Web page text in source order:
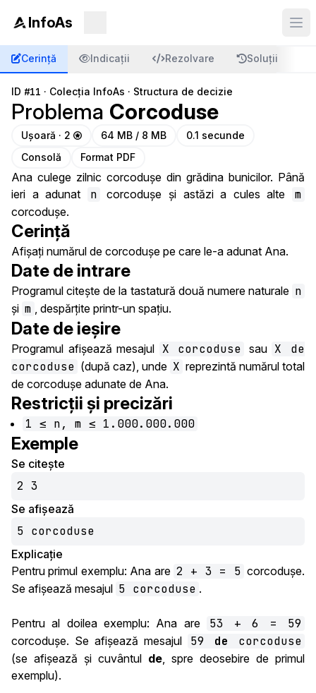
InfoAs
Cerință Indicații Rezolvare Soluții
ID #11 · Colecția InfoAs · Structura de decizie
Problema Corcoduse
Ușoară · 2 64 MB / 8 MB
0.1 secunde
Consolă
Format PDF
Ana culege zilnic corcodușe din grădina bunicilor. Până
ieri a adunat
n corcodușe și astăzi a cules alte m
corcodușe.
Cerință
Afișați numărul de corcodușe pe care le-a adunat Ana.
Date de intrare
Programul citește de la tastatură două numere naturale n
și m , despărțite printr-un spațiu.
Date de ieșire
Programul afișează mesajul X corcoduse sau X de
corcoduse (după caz), unde X reprezintă numărul total
de corcodușe adunate de Ana.
Restricții și precizări
1 ≤ n, m ≤ 1.000.000.000
Exemple
Se citește
2 3
Se afișează
5 corcoduse
Explicație
Pentru primul exemplu: Ana are 2 + 3 = 5 corcodușe.
Se afișează mesajul 5 corcoduse .
Pentru al doilea exemplu: Ana are 53 + 6 = 59
corcodușe. Se afișează mesajul 59 de corcoduse
(se afișează și cuvântul de, spre deosebire de primul
exemplu).